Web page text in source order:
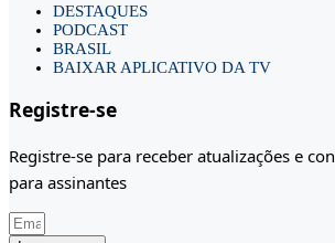
DESTAQUES
PODCAST
BRASIL
BAIXAR APLICATIVO DA TV
Registre-se
Registre-se para receber atualizações e
para assinantes